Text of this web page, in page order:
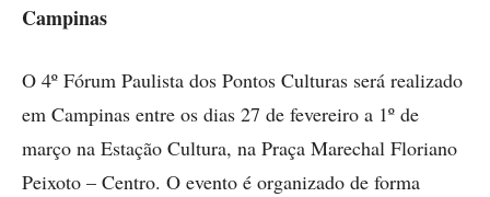
Campinas
O 4º Fórum Paulista dos Pontos Culturas será realizado
em Campinas entre os dias 27 de fevereiro a 1º de
março na Estação Cultura, na Praça Marechal Floriano
Peixoto – Centro. O evento é organizado de forma